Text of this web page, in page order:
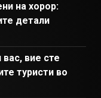
на хорор:
детали
вие сте
туристи во